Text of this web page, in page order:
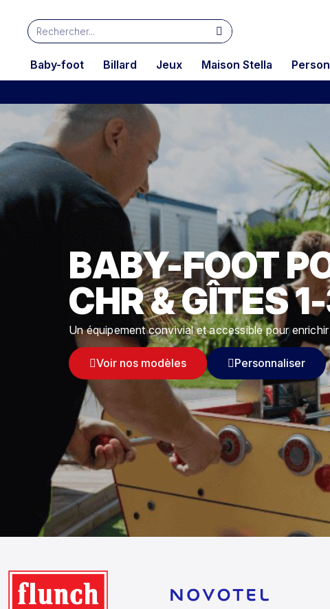
Baby-foot Billard Jeux Maison Stella
BABY-FOOT
CHR & GÎTES
Un équipement convivial et accessible pour
Voir nos modèles Personnaliser